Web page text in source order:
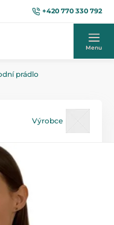
+420 770 330 792
Menu
prádlo
Výrobce